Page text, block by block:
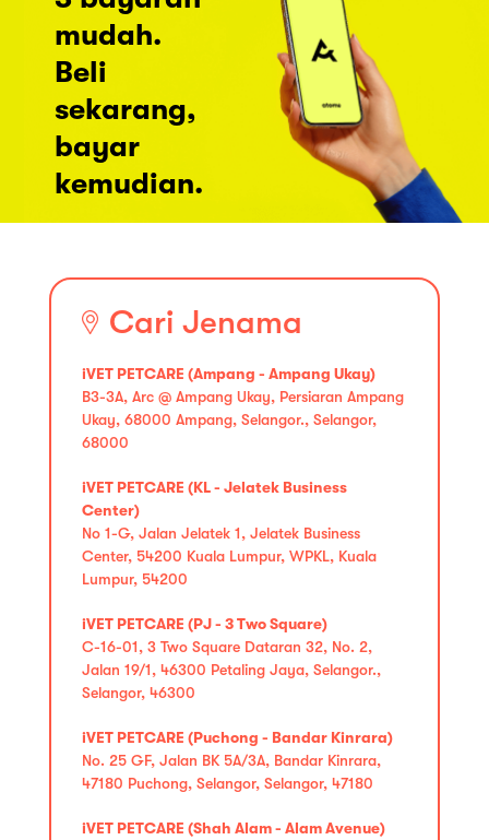
mudah.
Beli
sekarang,
bayar
kemudian.
Cari Jenama
iVET PETCARE (Ampang - Ampang Ukay)
B3-3A, Arc @ Ampang Ukay, Persiaran Ampang
Ukay, 68000 Ampang, Selangor., Selangor,
68000
iVET PETCARE (KL - Jelatek Business
Center)
No 1-G, Jalan Jelatek 1, Jelatek Business
Center, 54200 Kuala Lumpur, WPKL, Kuala
Lumpur, 54200
iVET PETCARE (PJ - 3 Two Square)
C-16-01, 3 Two Square Dataran 32, No. 2,
Jalan 19/1, 46300 Petaling Jaya, Selangor.,
Selangor, 46300
iVET PETCARE (Puchong - Bandar Kinrara)
No. 25 GF, Jalan BK 5A/3A, Bandar Kinrara,
47180 Puchong, Selangor, Selangor, 47180
iVET PETCARE (Shah Alam - Alam Avenue)